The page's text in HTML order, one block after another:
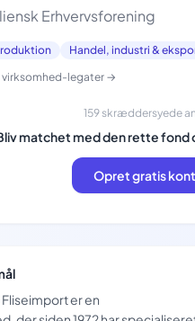
Erhvervsforening
Handel, industri &
virksomhed-legater →
159 skræddersyede
matchet med den rette
Opret gratis
er en